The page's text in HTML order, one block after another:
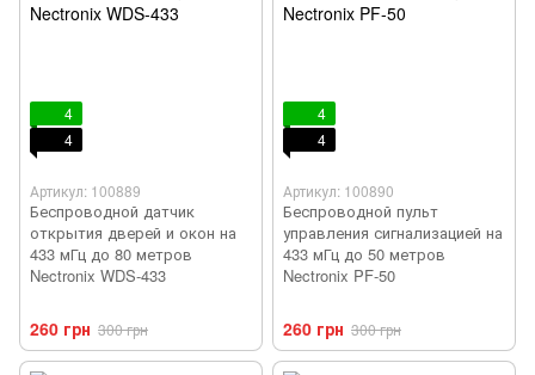
4
4
Артикул: 100889
Беспроводной датчик
открытия дверей и окон на
433 мГц до 80 метров
Nectronix WDS-433
260 грн 300 грн
4
4
Артикул: 100890
Беспроводной пульт
управления сигнализацией на
433 мГц до 50 метров
Nectronix PF-50
260 грн 300 грн